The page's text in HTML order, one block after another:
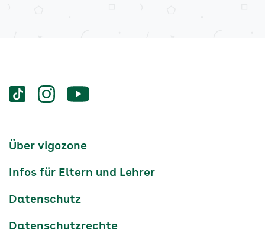
Services
Social-
vigozone.de
vigozone.devigozone.de
Services-
Über vigozone
Infos für Eltern und Lehrer
Datenschutz
Datenschutzrechte